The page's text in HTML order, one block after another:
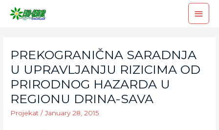
PREKOGRANIČNA SARADNJA
U UPRAVLJANJU RIZICIMA OD
PRIRODNOG HAZARDA U
REGIONU DRINA-SAVA
Projekat /January 28, 2015